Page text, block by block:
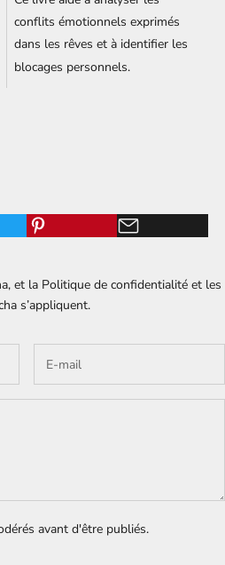
conflits émotionnels exprimés
dans les rêves et à identifier les
blocages personnels.
et la Politique de confidentialité et les
s’appliquent.
avant d'être publiés.